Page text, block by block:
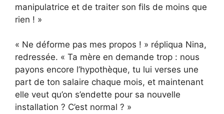
manipulatrice et de traiter son fils de moins que
rien ! »
« Ne déforme pas mes propos ! » répliqua Nina,
redressée. « Ta mère en demande trop : nous
payons encore l’hypothèque, tu lui verses une
part de ton salaire chaque mois, et maintenant
elle veut qu’on s’endette pour sa nouvelle
installation ? C’est normal ? »